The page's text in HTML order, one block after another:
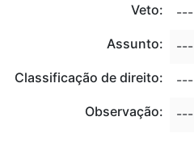
Veto:
---
Assunto:
---
Classificação de direito:
---
Observação:
---